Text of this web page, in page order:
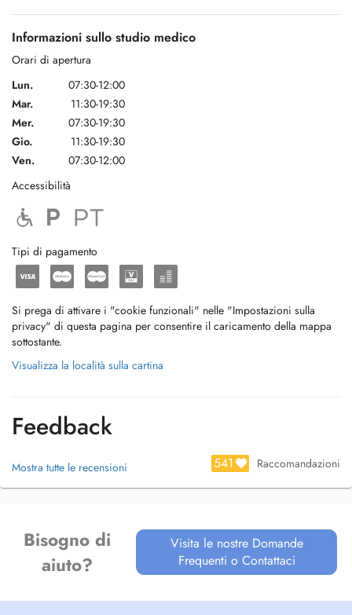
Informazioni sullo studio medico
Orari di apertura
Lun.
07:30-12:00
Mar.
11:30-19:30
Mer.
07:30-19:30
Gio.
11:30-19:30
Ven.
07:30-12:00
Accessibilità
Tipi di pagamento
Si prega di attivare i "cookie funzionali" nelle "Impostazioni sulla
privacy" di questa pagina per consentire il caricamento della mappa
sottostante.
Visualizza la località sulla cartina
Feedback
Mostra tutte le recensioni 541 Raccomandazioni
Bisogno di
aiuto?
Visita le nostre Domande
Frequenti o Contattaci